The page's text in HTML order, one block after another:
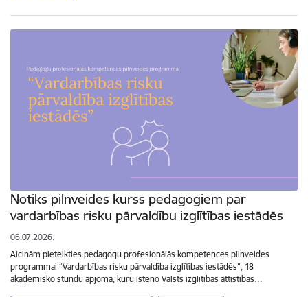
Notiks pilnveides kurss pedagogiem par
vardarbības risku pārvaldību izglītības iestādēs
06.07.2026.
Aicinām pieteikties pedagogu profesionālās kompetences pilnveides
programmai “Vardarbības risku pārvaldība izglītības iestādēs”, 18
akadēmisko stundu apjomā, kuru īsteno Valsts izglītības attīstības…